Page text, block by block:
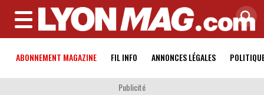
MENU
ABONNEMENT MAGAZINE FIL INFO ANNONCES LÉGALES
Publicité